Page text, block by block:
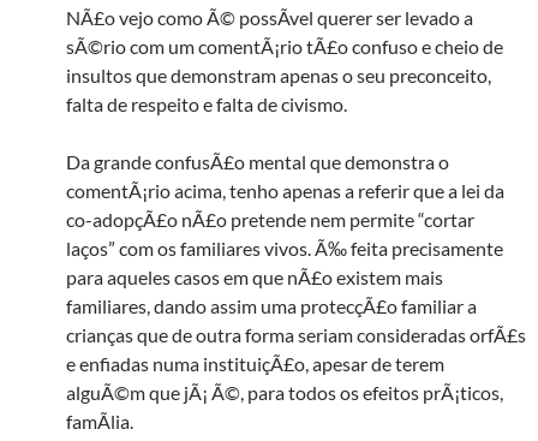
NÃ£o vejo como Ã© possÃ­vel querer ser levado a
sÃ©rio com um comentÃ¡rio tÃ£o confuso e cheio de
insultos que demonstram apenas o seu preconceito,
falta de respeito e falta de civismo.
Da grande confusÃ£o mental que demonstra o
comentÃ¡rio acima, tenho apenas a referir que a lei da
co-adopçÃ£o nÃ£o pretende nem permite “cortar
laços” com os familiares vivos. Ã‰ feita precisamente
para aqueles casos em que nÃ£o existem mais
familiares, dando assim uma protecçÃ£o familiar a
crianças que de outra forma seriam consideradas orfÃ£s
e enfiadas numa instituiçÃ£o, apesar de terem
alguÃ©m que jÃ¡ Ã©, para todos os efeitos prÃ¡ticos,
famÃ­lia.